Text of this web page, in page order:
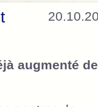
augmenté de